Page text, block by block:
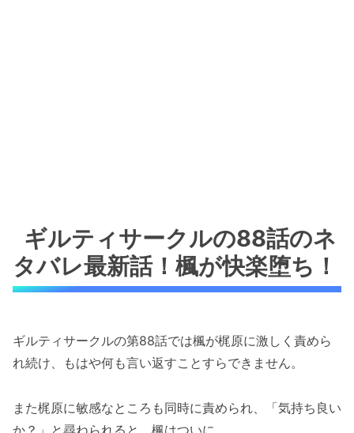
ギルティサークルの88話のネ
タバレ最新話！楓が快楽堕ち！
ギルティサークルの第88話では楓が梶原に激しく責めら
れ続け、もはや何も言い返すことすらできません。
また梶原に敏感なところも同時に責められ、「気持ち良い
か？」と尋ねられると、楓はついに